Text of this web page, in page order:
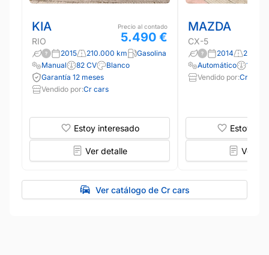
KIA
RIO
Precio al contado
5.490 €
2015 210.000 km
Gasolina
Manual
82 CV
Blanco
Garantía 12 meses
Vendido por:Cr cars
Estoy interesado
Ver detalle
MAZDA
CX-5
2014
Automático
150
Vendido por:Cr cars
Estoy
Ver
Ver catálogo de Cr cars